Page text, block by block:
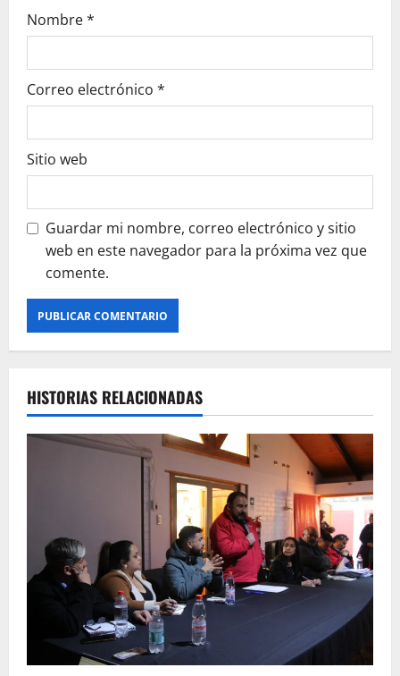
Nombre*
Correo electrónico *
Sitio web
Guardar mi nombre, correo electrónico y sitio
web en este navegador para la próxima vez que
comente.
HISTORIAS RELACIONADAS